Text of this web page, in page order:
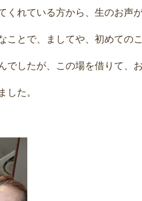
くれている方から、生のお声
ことで、ましてや、初めての
でしたが、この場を借りて、
した。